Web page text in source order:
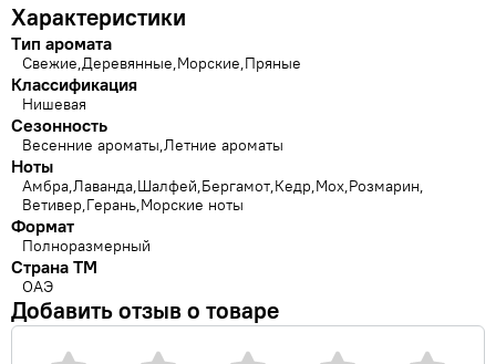
Характеристики
Тип аромата
Свежие Деревянные Морские Пряные
Классификация
Нишевая
Сезонность
Весенние ароматы Летние ароматы
Ноты
Амбра Лаванда Шалфей Бергамот Кедр Мох Розмарин
Ветивер Герань Морские ноты
Формат
Полноразмерный
Страна ТМ
ОАЭ
Добавить отзыв о товаре